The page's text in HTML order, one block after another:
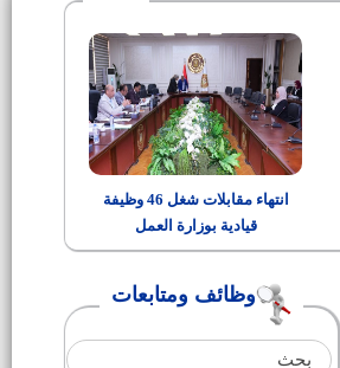
انتهاء مقابلات شغل 46 وظيفة
قيادية بوزارة العمل
وظائف ومتابعات
كاتب رابع
وظائف في بنك مصر
وظائف بوزارة النقل لمختلف
مدير إدارة الأمن بديوان عام
المحافظة
(200) فرصة عمل